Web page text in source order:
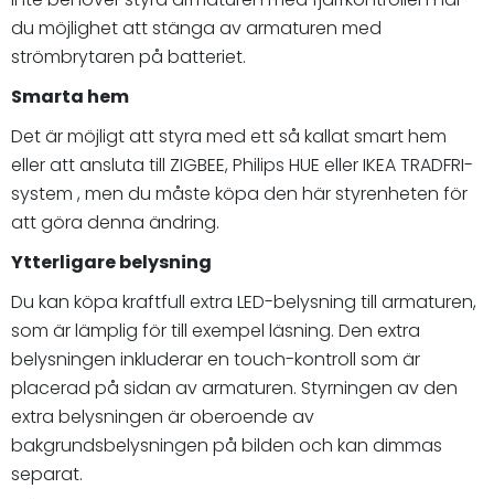
du möjlighet att stänga av armaturen med
strömbrytaren på batteriet.
Smarta hem
Det är möjligt att styra med ett så kallat smart hem
eller att ansluta till ZIGBEE, Philips HUE eller IKEA TRADFRI-
system , men du måste köpa den här styrenheten för
att göra denna ändring.
Ytterligare belysning
Du kan köpa kraftfull extra LED-belysning till armaturen,
som är lämplig för till exempel läsning. Den extra
belysningen inkluderar en touch-kontroll som är
placerad på sidan av armaturen. Styrningen av den
extra belysningen är oberoende av
bakgrundsbelysningen på bilden och kan dimmas
separat.